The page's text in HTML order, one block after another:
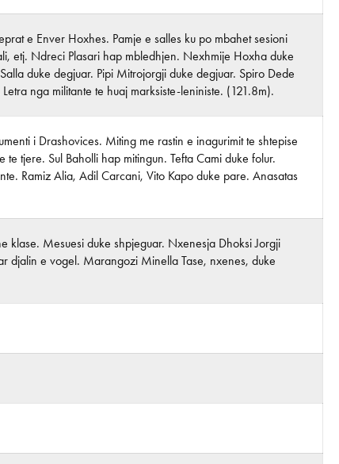
e Enver Hoxhes. Pamje e salles ku po mbahet sesioni
etj. Ndreci Plasari hap mbledhjen. Nexhmije Hoxha duke
duke degjuar. Pipi Mitrojorgji duke degjuar. Spiro Dede
nga militante te huaj marksiste-leniniste. (121.8m).
i Drashovices. Miting me rastin e inagurimit te shtepise
tjere. Sul Baholli hap mitingun. Tefta Cami duke folur.
Ramiz Alia, Adil Carcani, Vito Kapo duke pare. Anasatas
klase. Mesuesi duke shpjeguar. Nxenesja Dhoksi Jorgji
djalin e vogel. Marangozi Minella Tase, nxenes, duke